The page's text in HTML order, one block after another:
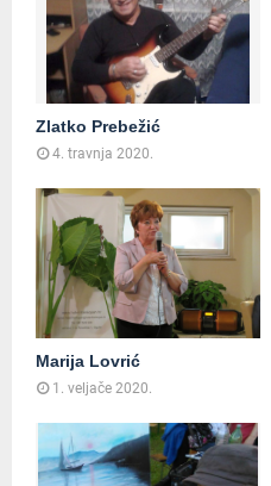
Zlatko Prebežić
4. travnja 2020.
Marija Lovrić
1. veljače 2020.